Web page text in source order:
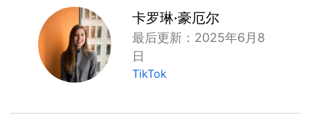
卡罗琳·豪厄尔
最后更新：2025年6月8
日
TikTok